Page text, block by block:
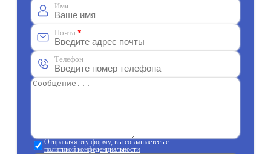
Имя
Почта *
Телефон
Отправляя эту форму, вы соглашаетесь с
политикой конфеденциальности